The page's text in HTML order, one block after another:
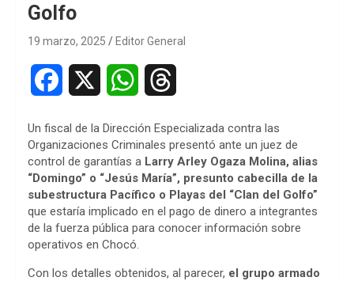
Golfo
19 marzo, 2025 Editor General
c
e
b
o
o
a
s
p
r
a
s
Un fiscal de la Dirección Especializada contra las
Organizaciones Criminales presentó ante un juez de
control de garantías a Larry Arley Ogaza Molina, alias
“Domingo” o “Jesús María”, presunto cabecilla de la
subestructura Pacífico o Playas del “Clan del Golfo”
que estaría implicado en el pago de dinero a integrantes
de la fuerza pública para conocer información sobre
operativos en Chocó.
Con los detalles obtenidos, al parecer, el grupo armado